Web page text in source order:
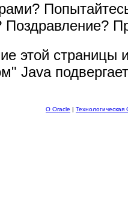
этой страницы
Java
О Oracle | Технологическая